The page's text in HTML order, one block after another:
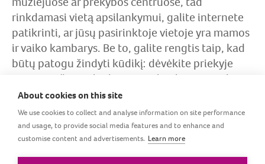
rinkdamasi vietą apsilankymui, galite internete
patikrinti, ar jūsų pasirinktoje vietoje yra mamos
ir vaiko kambarys. Be to, galite rengtis taip, kad
būtų patogu žindyti kūdikį: dėvėkite priekyje
atsisegančias palaidines ar sukneles – norėdama
pažindyti, neturėsite atidengti pilvo. Jei norite
daugiau privatumo ar apsaugoti kūdikį nuo
blaškančių dirgiklių ir prisidengti, galite
pabandyti žindyti kūdikį nešioklėje arba su
savimi pasiimti vystyklą ar didelę skraistę.
About cookies on this site
We use cookies to collect and analyse information on site performance
and usage, to provide social media features and to enhance and
customise content and advertisements. Learn more